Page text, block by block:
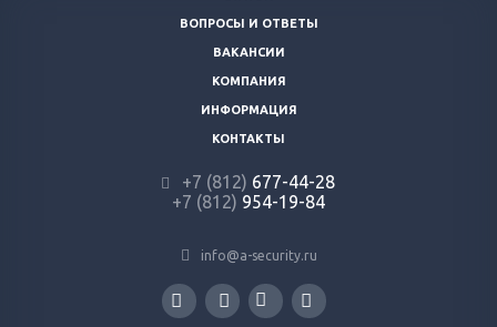
ВОПРОСЫ И ОТВЕТЫ
ВАКАНСИИ
КОМПАНИЯ
ИНФОРМАЦИЯ
КОНТАКТЫ
+7 (812) 677-44-28
+7 (812) 954-19-84
info@a-security.ru